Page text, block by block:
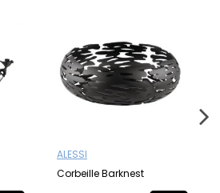
ALESSI
Corbeille Barknest